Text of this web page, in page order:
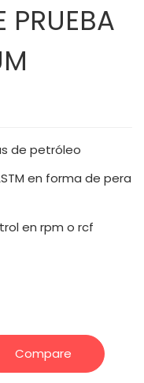
PRUEBA
de petróleo
en forma de pera
en rpm o rcf
Compare